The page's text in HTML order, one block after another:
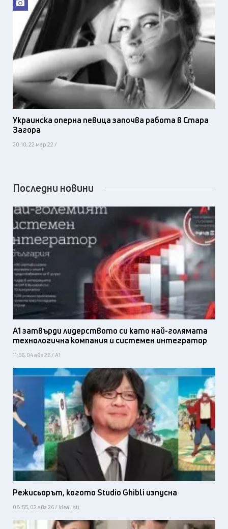
Украинска оперна певица започва работа в Стара
Загора
20:10, 22 мар 22 /
Последни новини
А1 затвърди лидерството си като най-голямата
технологична компания и системен интегратор
11:56, 04 авг 26 / А1
Режисьорът, когото Studio Ghibli изпусна
08:55, 02 авг 26 / Idealisti